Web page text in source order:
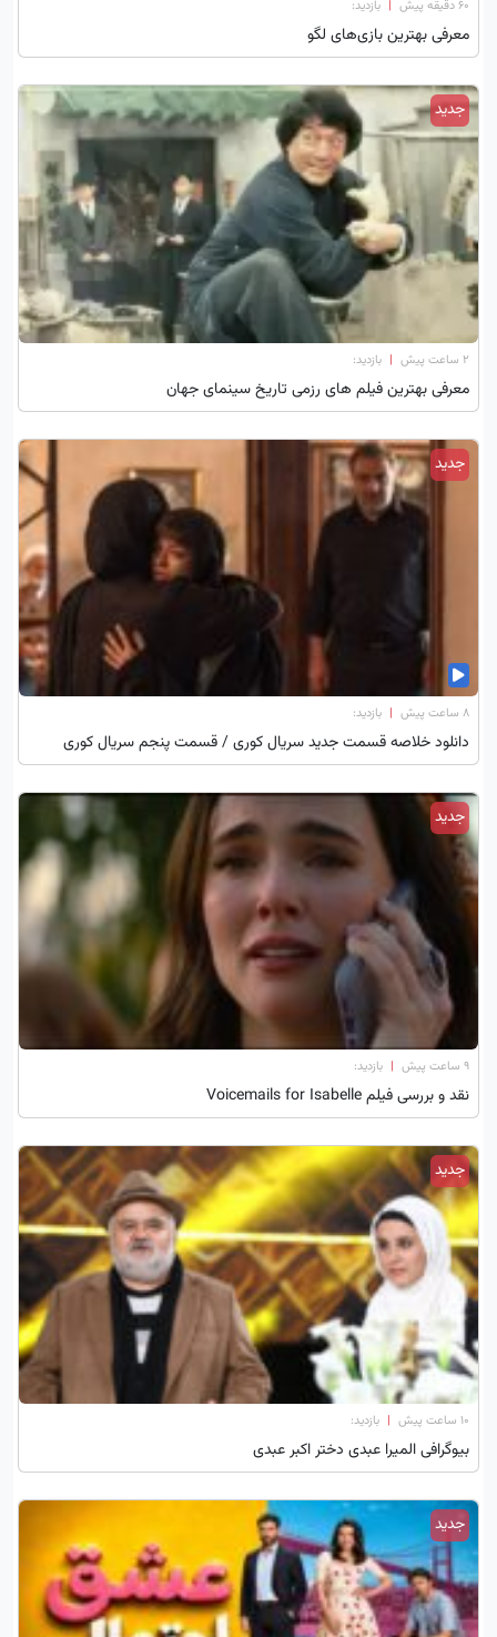
۶۰ دقیقه پیش | بازدید:
معرفی بهترین بازی‌های لگو
جدید
۲ ساعت پیش | بازدید:
معرفی بهترین فیلم های رزمی تاریخ سینمای جهان
جدید
۸ ساعت پیش | بازدید:
دانلود خلاصه قسمت جدید سریال کوری / قسمت پنجم سریال کوری
جدید
۹ ساعت پیش | بازدید:
نقد و بررسی فیلم Voicemails for Isabelle
جدید
۱۰ ساعت پیش | بازدید:
بیوگرافی المیرا عبدی دختر اکبر عبدی
جدید